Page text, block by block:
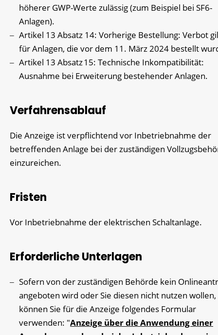
höherer GWP-Werte zulässig (zum Beispiel bei SF6-
Anlagen).
Artikel 13 Absatz 14: Vorherige Bestellung: Verbot
für Anlagen, die vor dem 11. März 2024 bestellt
Artikel 13 Absatz 15: Technische Inkompatibilität:
Ausnahme bei Erweiterung bestehender Anlagen.
Verfahrensablauf
Die Anzeige ist verpflichtend vor Inbetriebnahme der
betreffenden Anlage bei der zuständigen
einzureichen.
Fristen
Vor Inbetriebnahme der elektrischen Schaltanlage.
Erforderliche Unterlagen
Sofern von der zuständigen Behörde kein
angeboten wird oder Sie diesen nicht nutzen wollen,
können Sie für die Anzeige folgendes Formular
verwenden: "Anzeige über die Anwendung einer